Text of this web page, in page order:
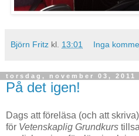
Björn Fritz kl. 13:01 Inga
torsdag, november 03, 2011
På det igen!
Dags att föreläsa (och att
för Vetenskaplig Grundkurs